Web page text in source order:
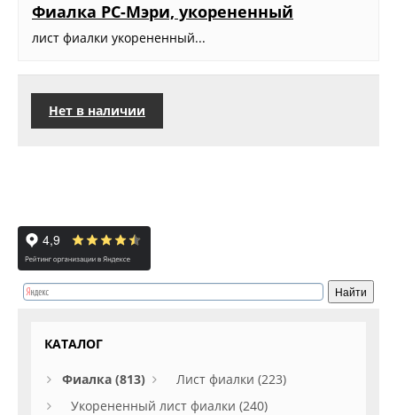
Фиалка РС-Мэри, укорененный
лист фиалки укорененный...
Нет в наличии
КАТАЛОГ
Фиалка (813)
Лист фиалки (223)
Укорененный лист фиалки (240)